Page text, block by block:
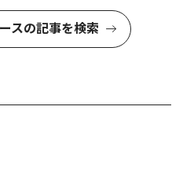
スの記事を検索